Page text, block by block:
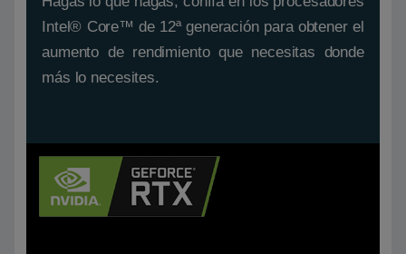
Intel® Core™ de 12ª generación para obtener el
aumento de rendimiento que necesitas donde
más lo necesites.